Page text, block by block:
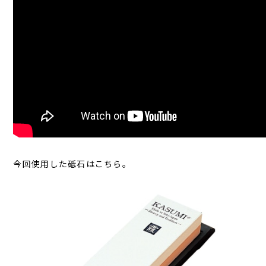
今回使用した砥石はこちら。